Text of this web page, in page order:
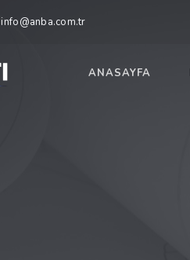
info@anba.com.tr
ANASAYFA